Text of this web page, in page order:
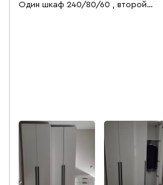
Один шкаф 240/80/60 , второй
ничего не вышло , но нас это не
смущает .